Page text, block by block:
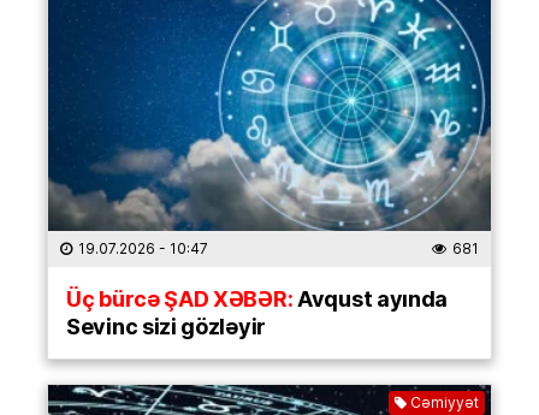
19.07.2026 - 10:47 681
Üç bürcə ŞAD XƏBƏR:Avqust ayında
Sevinc sizi gözləyir
Cəmiyyət